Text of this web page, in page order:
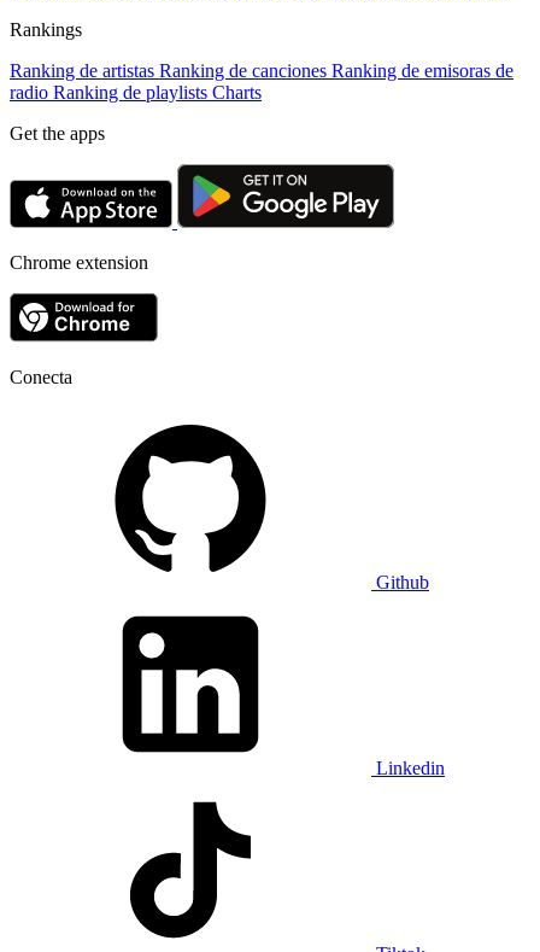
Rankings
Ranking de artistas Ranking de canciones Ranking de emisoras de
radio Ranking de playlists Charts
Get the apps
Chrome extension
Conecta
Github
Linkedin